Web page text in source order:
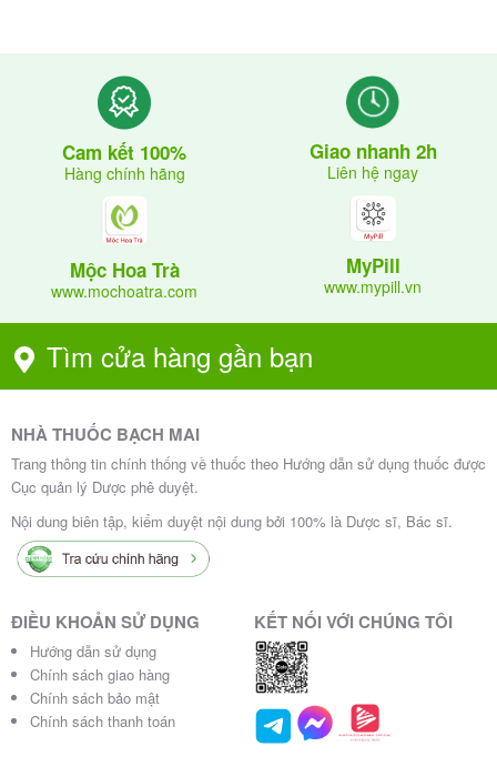
Cam kết 100%
Hàng chính hãng
Giao nhanh 2h
Liên hệ ngay
Mộc Hoa Trà
www.mochoatra.com
MyPill
www.mypill.vn
Tìm cửa hàng gần bạn
NHÀ THUỐC BẠCH MAI
Trang thông tin chính thống về thuốc theo Hướng dẫn sử dụng thuốc được
Cục quản lý Dược phê duyệt.
Nội dung biên tập, kiểm duyệt nội dung bởi 100% là Dược sĩ, Bác sĩ.
ĐIỀU KHOẢN SỬ DỤNG
Hướng dẫn sử dụng
Chính sách giao hàng
Chính sách bảo mật
Chính sách thanh toán
KẾT NỐI VỚI CHÚNG TÔI